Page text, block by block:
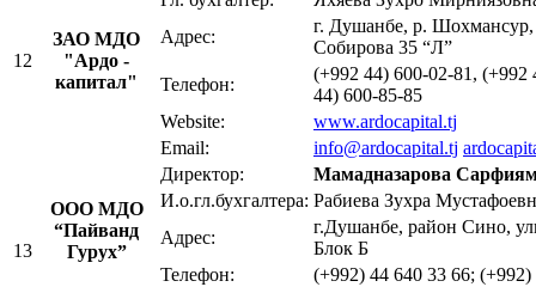
12
ЗАО МДО
"Ардо -
капитал"
Адрес:
г. Душанбе, р.
Собирова 35 “Л”
Телефон:
(+992 44) 600-02-81, (+992
44) 600-85-85
Website:
www.ardocapital.tj
Email:
info@ardocapital.tj
13
ОOО МДО
“Пайванд
Гурух”
Директор:
Мамадназарова
И.о.гл.бухгалтера: Рабиева Зухра
Адрес:
г.Душанбе, район Сино,
Блок Б
Телефон:
(+992) 44 640 33 66;